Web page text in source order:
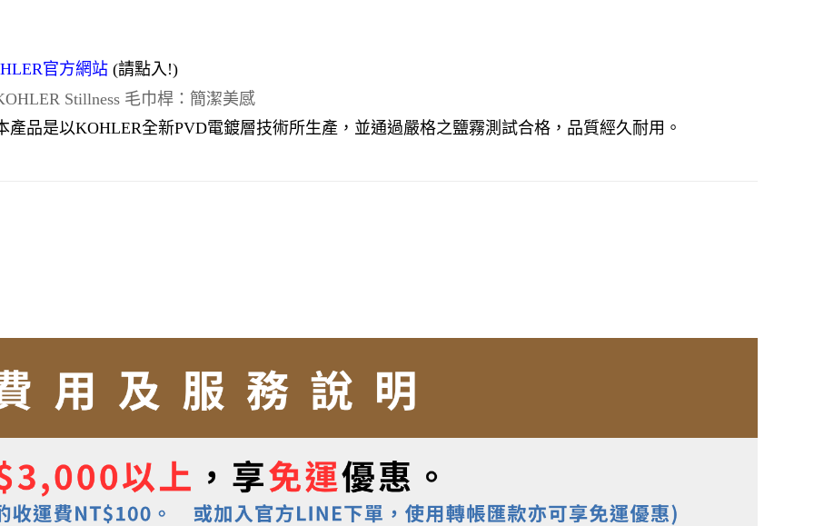
官方網站 (請點入!)
Stillness 毛巾桿：簡潔美感​
產品是以KOHLER全新PVD電鍍層技術所生產，並通過嚴格之鹽霧測試合格，品質經久耐用。